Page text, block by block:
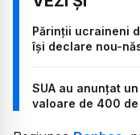
Părinții ucraineni
își declare nou-
SUA au anunțat
valoare de 400